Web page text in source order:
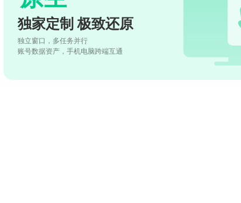
独家定制 极致还原
独立窗口，多任务并行
账号数据资产，手机电脑跨端互通